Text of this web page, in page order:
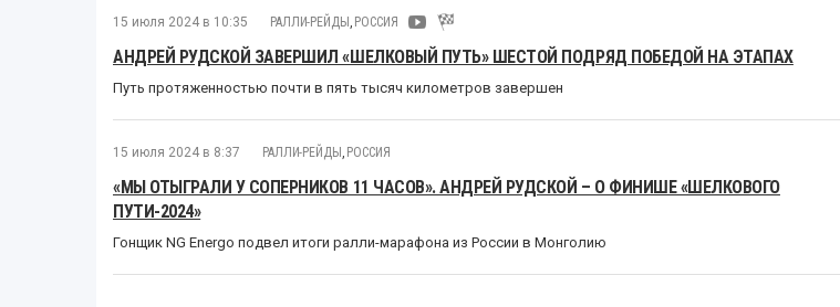
15 июля 2024 в 10:35 РАЛЛИ-РЕЙДЫ РОССИЯ
АНДРЕЙ РУДСКОЙ ЗАВЕРШИЛ «ШЕЛКОВЫЙ ПУТЬ» ШЕСТОЙ ПОДРЯД ПОБЕДОЙ НА ЭТАПАХ
Путь протяженностью почти в пять тысяч километров завершен
15 июля 2024 в 8:37 РАЛЛИ-РЕЙДЫ РОССИЯ
«МЫ ОТЫГРАЛИ У СОПЕРНИКОВ 11 ЧАСОВ». АНДРЕЙ РУДСКОЙ – О ФИНИШЕ «ШЕЛКОВОГО
ПУТИ-2024»
Гонщик NG Energo подвел итоги ралли-марафона из России в Монголию